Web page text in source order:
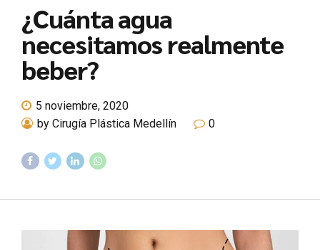
¿Cuánta agua
necesitamos realmente
beber?
5 noviembre, 2020
by Cirugía Plástica Medellín
0